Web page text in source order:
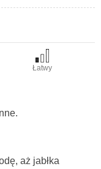
Łatwy
aż jabłka